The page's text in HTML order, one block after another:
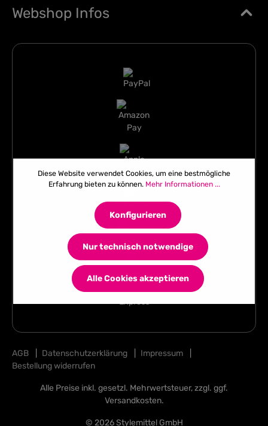
Webshop Infos
AGB Datenschutzerklärung Impressum
Bestellung widerrufen
Alle Preise inkl. gesetzl. Mehrwertsteuer, zzgl. ggf.
Versandkosten.
© 2026 Stylemittel GmbH
Diese Website verwendet Cookies, um eine bestmögliche
Erfahrung bieten zu können. Mehr Informationen ...
Nur technisch notwendige
Konfigurieren
Alle Cookies akzeptieren